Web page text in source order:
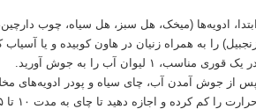
ابتدا، ادویه‌ها (میخک، هل سبز، هل سیاه، چوب
را به همراه زنیان در هاون کوبیده و یا آسیاب
در یک قوری مناسب، ۱ لیوان آب را به جوش آورید.
پس از جوش آمدن آب، چای سیاه و پودر ادویه‌های
حرارت را کم کرده و اجازه دهید تا چای به مدت ۱۰ تا ۱۵ دقیقه دم بکشد.